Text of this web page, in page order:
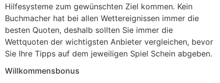
Hilfesysteme zum gewünschten Ziel kommen. Kein
Buchmacher hat bei allen Wettereignissen immer die
besten Quoten, deshalb sollten Sie immer die
Wettquoten der wichtigsten Anbieter vergleichen, bevor
Sie Ihre Tipps auf dem jeweiligen Spiel Schein abgeben.
Willkommensbonus